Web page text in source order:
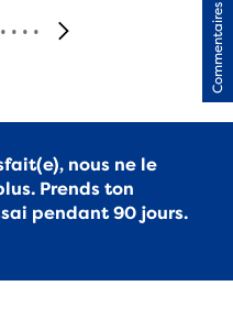
nous ne le
Prends ton
pendant 90 jours.
Commentaires